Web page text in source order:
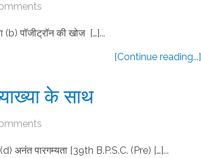
पॉजीट्रॉन की खोज […]...
[Continue reading...]
के साथ
अनंत पारगम्यता [39th B.P.S.C. (Pre) […]...